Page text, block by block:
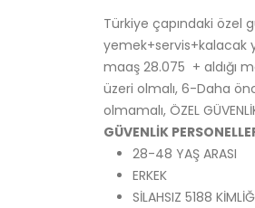
Türkiye çapındaki özel
yemek+servis+kalacak
maaş 28.075 + aldığı
üzeri olmalı, 6-Daha
olmamalı, ÖZEL
GÜVENLİK
28-48 YAŞ ARASI
ERKEK
SİLAHSIZ 5188